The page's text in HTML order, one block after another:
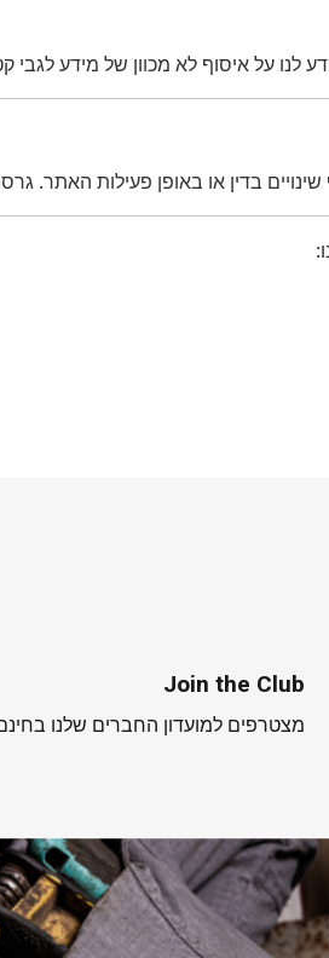
בדין או באופן פעילות האתר.
Join the Club
מצטרפים למועדון החברים שלנו